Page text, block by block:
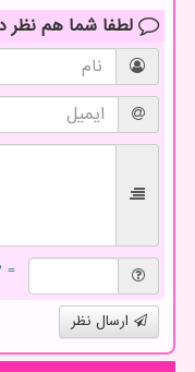
لطفا شما هم نظر
= ۲ بعلاوه ۲
ارسال نظر